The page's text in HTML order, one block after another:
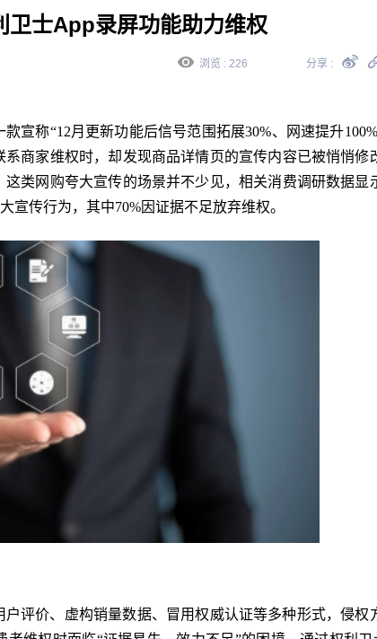
卫士App录屏功能助力维权
浏览 : 226 分享 :
宣称“12月更新功能后信号范围拓展30%、网速提升
商家维权时，却发现商品详情页的宣传内容已被悄悄修
类网购夸大宣传的场景并不少见，相关消费调研数据显
宣传行为，其中70%因证据不足放弃维权。
评价、虚构销量数据、冒用权威认证等多种形式，侵权